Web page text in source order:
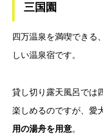
三国園
四万温泉を満喫できる
しい温泉宿です。
貸し切り露天風呂では
楽しめるのですが、愛
用の湯舟を用意。